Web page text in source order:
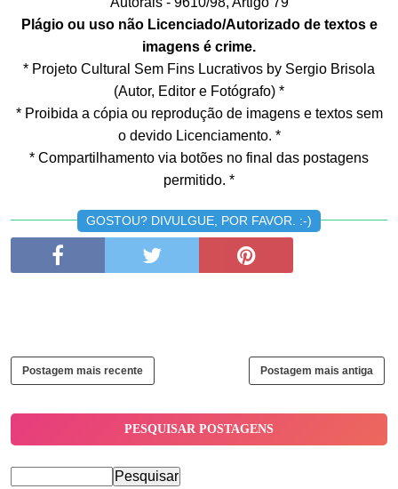
Plágio ou uso não Licenciado/Autorizado de textos e
imagens é crime.
* Projeto Cultural Sem Fins Lucrativos by Sergio Brisola
(Autor, Editor e Fotógrafo) *
* Proibida a cópia ou reprodução de imagens e textos sem
o devido Licenciamento. *
* Compartilhamento via botões no final das postagens
permitido. *
GOSTOU? DIVULGUE, POR FAVOR. :-)
Postagem mais recente Postagem mais antiga
PESQUISAR POSTAGENS